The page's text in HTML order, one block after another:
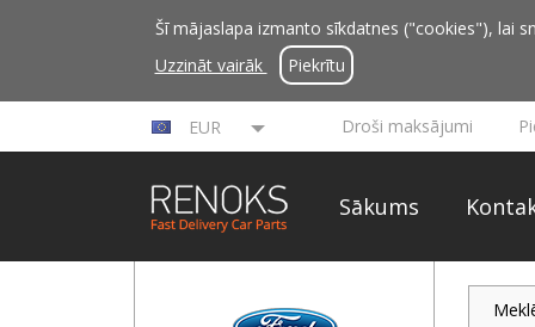
Šī mājaslapa izmanto sīkdatnes ("cookies"), lai
Uzzināt vairāk
Piekrītu
EUR Droši maksājumi
Sākums